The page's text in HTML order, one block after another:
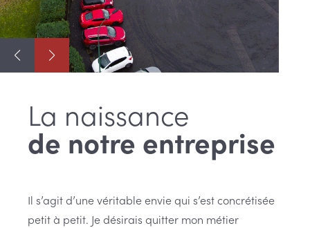
La naissance
de notre entreprise
Il s’agit d’une véritable envie qui s’est concrétisée
petit à petit. Je désirais quitter mon métier